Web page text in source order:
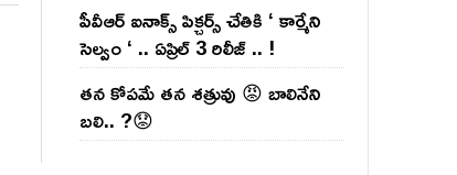
పీవీఆర్ ఐనాక్స్ పిక్చర్స్ చేతికి ‘ కార్మేని
సెల్వం ‘ .. ఏప్రిల్ 3 రిలీజ్ .. !
తన కోపమే తన శత్రువు 😡 బాలినేని
బలి.. ?😟